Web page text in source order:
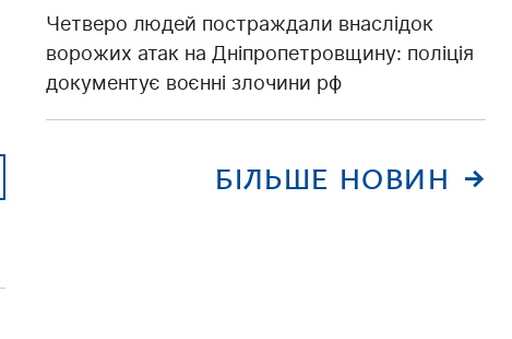
Четверо людей постраждали внаслідок
ворожих атак на Дніпропетровщину: поліція
документує воєнні злочини рф
БІЛЬШЕ НОВИН